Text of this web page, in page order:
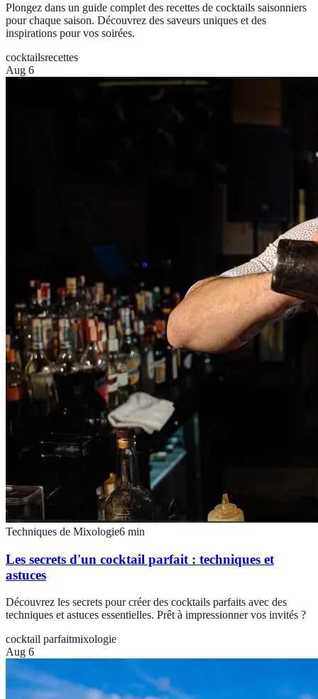
Plongez dans un guide complet des recettes de cocktails saisonniers
pour chaque saison. Découvrez des saveurs uniques et des
inspirations pour vos soirées.
cocktailsrecettes
Aug 6
Techniques de Mixologie6 min
Les secrets d'un cocktail parfait : techniques et
astuces
Découvrez les secrets pour créer des cocktails parfaits avec des
techniques et astuces essentielles. Prêt à impressionner vos invités ?
cocktail parfaitmixologie
Aug 6